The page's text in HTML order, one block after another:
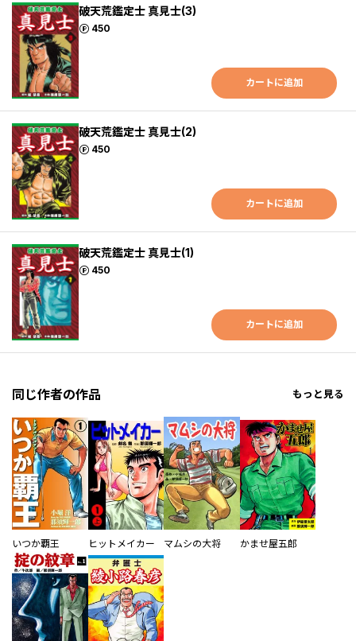
破天荒鑑定士 真見士(3)
450
ポイント
カートに追加
破天荒鑑定士 真見士(2)
450
ポイント
カートに追加
破天荒鑑定士 真見士(1)
450
ポイント
カートに追加
同じ作者の作品 もっと見る
いつか覇王 ヒットメイカー マムシの大将 かませ屋五郎